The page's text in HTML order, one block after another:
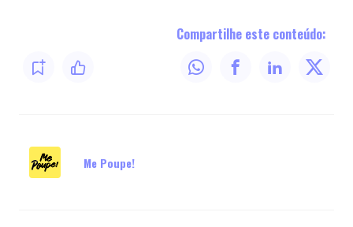
Compartilhe este conteúdo:
Me Poupe!